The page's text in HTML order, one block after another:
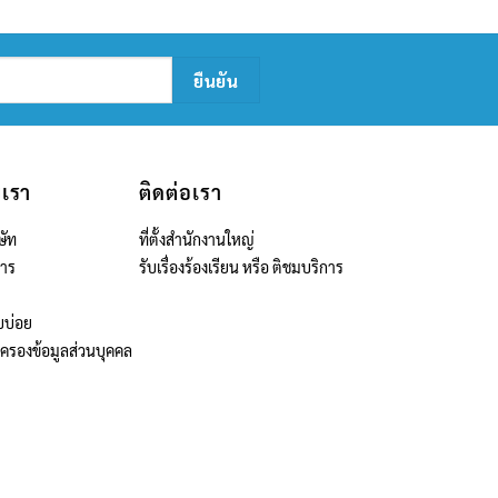
รา
ท
ร
บ่อย
รองข้อมูลส่วนบุคคล
ติดต่อเรา
ที่ตั้งสำนักงานใหญ่
รับเรื่องร้องเรียน หรือ ติชมบริการ